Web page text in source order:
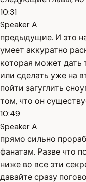
10:31
Speaker A
предыдущие. И это
умеет аккуратно
которая может дать
или сделать уже на
пойти загуглить
том, что он
10:49
Speaker A
прямо сильно
фанатам. Разве что
ниже во все эти
давайте сразу